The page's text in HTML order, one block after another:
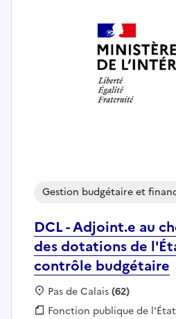
DCL - Adjoint.e au
des dotations de
contrôle budgétaire
Gestion budgétaire et
Localisation :
Pas de Calais(62)
Fonction publique :
Fonction publique de l'État